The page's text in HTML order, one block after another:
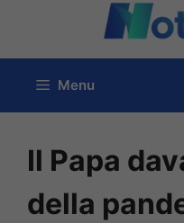
contenuto
Menu
Il Papa
della